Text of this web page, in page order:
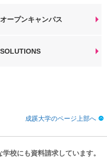
オープンキャンパス
SOLUTIONS
成蹊大学のページ上部へ
校にも資料請求しています。